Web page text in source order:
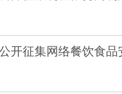
开征集网络餐饮食品